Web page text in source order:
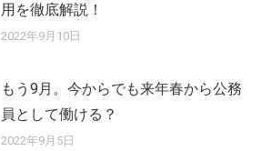
用を徹底解説！
2022年9月10日
もう9月。今からでも来年春から公務
員として働ける？
2022年9月5日